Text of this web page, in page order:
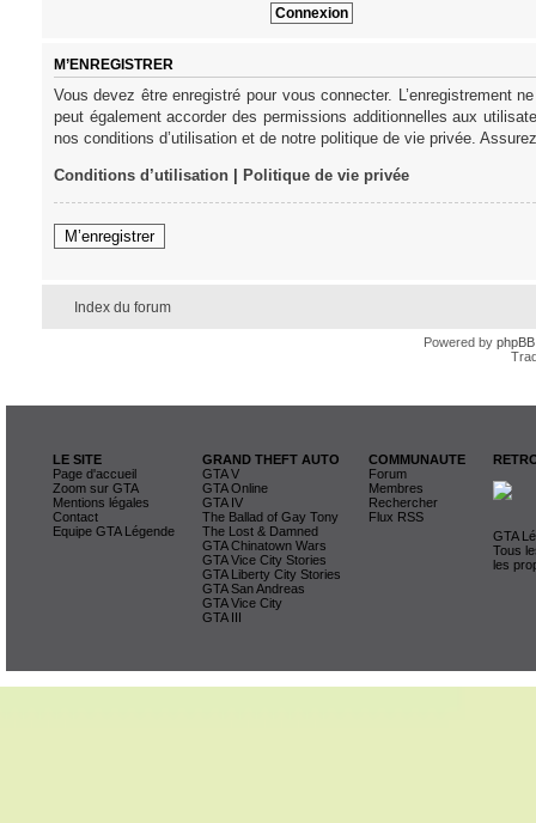
M’ENREGISTRER
Vous devez être enregistré pour vous connecter. L’enregistrement
peut également accorder des permissions additionnelles aux
nos conditions d’utilisation et de notre politique de vie privée.
Conditions d’utilisation| Politique de vie privée
M’enregistrer
Index du forum
Powered by phpBB
LE SITE
Page d'accueil
Zoom sur GTA
Mentions légales
Contact
Equipe GTA Légende
GRAND THEFT AUTO
GTA V
GTA Online
GTA IV
The Ballad of Gay Tony
The Lost & Damned
GTA Chinatown Wars
GTA Vice City Stories
GTA Liberty City Stories
GTA San Andreas
GTA Vice City
GTA III
COMMUNAUTE
Forum
Membres
Rechercher
Flux RSS
GTA
Tous
les